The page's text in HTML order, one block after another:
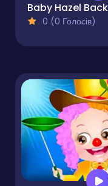
0 (0 Голосів)